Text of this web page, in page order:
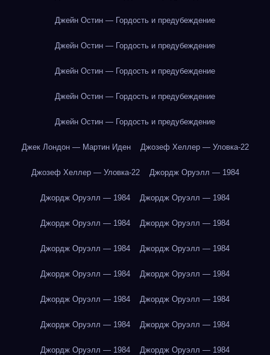
Джейн Остин — Гордость и предубеждение
Джейн Остин — Гордость и предубеждение
Джейн Остин — Гордость и предубеждение
Джейн Остин — Гордость и предубеждение
Джейн Остин — Гордость и предубеждение
Джек Лондон — Мартин Иден Джозеф Хеллер — Уловка-22
Джозеф Хеллер — Уловка-22 Джордж Оруэлл — 1984
Джордж Оруэлл — 1984 Джордж Оруэлл — 1984
Джордж Оруэлл — 1984 Джордж Оруэлл — 1984
Джордж Оруэлл — 1984 Джордж Оруэлл — 1984
Джордж Оруэлл — 1984 Джордж Оруэлл — 1984
Джордж Оруэлл — 1984 Джордж Оруэлл — 1984
Джордж Оруэлл — 1984 Джордж Оруэлл — 1984
Джордж Оруэлл — 1984 Джордж Оруэлл — 1984